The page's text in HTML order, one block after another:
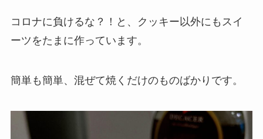
コロナに負けるな？！と、クッキー以外にもスイ
ーツをたまに作っています。
簡単も簡単、混ぜて焼くだけのものばかりです。